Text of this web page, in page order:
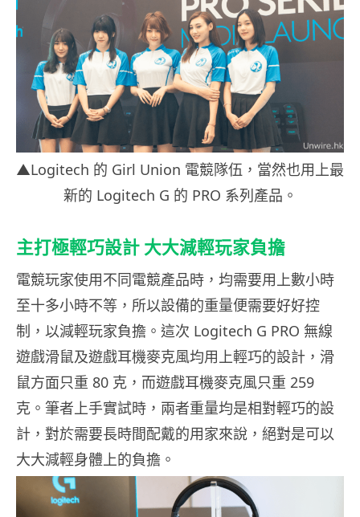
▲Logitech 的 Girl Union 電競隊伍，當然也用上最
新的 Logitech G 的 PRO 系列產品。
主打極輕巧設計 大大減輕玩家負擔
電競玩家使用不同電競產品時，均需要用上數小時
至十多小時不等，所以設備的重量便需要好好控
制，以減輕玩家負擔。這次 Logitech G PRO 無線
遊戲滑鼠及遊戲耳機麥克風均用上輕巧的設計，滑
鼠方面只重 80 克，而遊戲耳機麥克風只重 259
克。筆者上手實試時，兩者重量均是相對輕巧的設
計，對於需要長時間配戴的用家來說，絕對是可以
大大減輕身體上的負擔。